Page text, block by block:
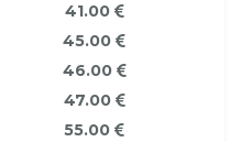
41.00
45.00
46.00
47.00
55.00